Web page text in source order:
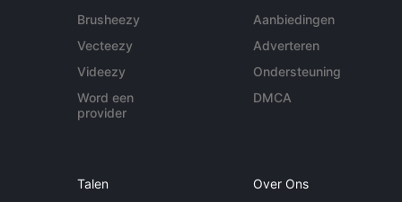
Brusheezy
Vecteezy
Videezy
Word een
provider
Aanbiedingen
Adverteren
Ondersteuning
DMCA
Talen Over Ons